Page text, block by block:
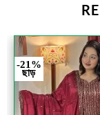
-21%
ছাড়